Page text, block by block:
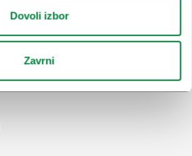
Dovoli izbor
Zavrni
izboljšati spletno
ki ste jih iskali?